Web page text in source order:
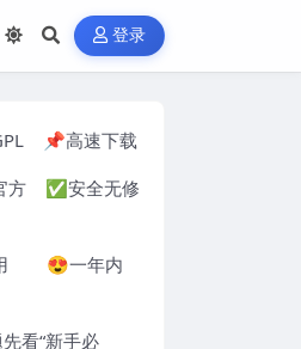
登录
📌高速下载
方 ✅安全无修
用 😍一年内
看“新手必